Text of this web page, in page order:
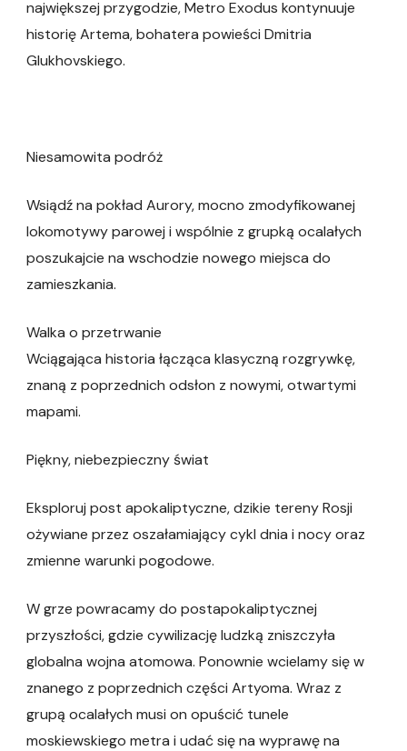
największej przygodzie, Metro Exodus kontynuuje
historię Artema, bohatera powieści Dmitria
Glukhovskiego.
Niesamowita podróż
Wsiądź na pokład Aurory, mocno zmodyfikowanej
lokomotywy parowej i wspólnie z grupką ocalałych
poszukajcie na wschodzie nowego miejsca do
zamieszkania.
Walka o przetrwanie
Wciągająca historia łącząca klasyczną rozgrywkę,
znaną z poprzednich odsłon z nowymi, otwartymi
mapami.
Piękny, niebezpieczny świat
Eksploruj post apokaliptyczne, dzikie tereny Rosji
ożywiane przez oszałamiający cykl dnia i nocy oraz
zmienne warunki pogodowe.
W grze powracamy do postapokaliptycznej
przyszłości, gdzie cywilizację ludzką zniszczyła
globalna wojna atomowa. Ponownie wcielamy się w
znanego z poprzednich części Artyoma. Wraz z
grupą ocalałych musi on opuścić tunele
moskiewskiego metra i udać się na wyprawę na